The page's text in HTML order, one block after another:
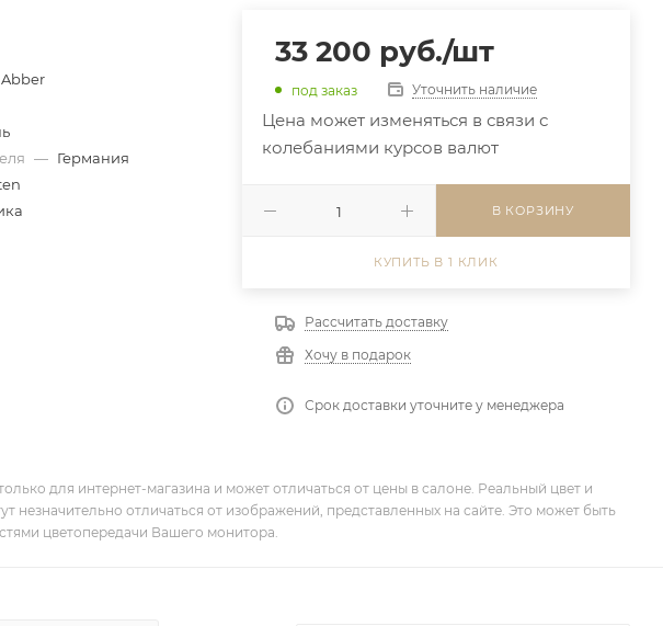
Abber
— Германия
33 200 руб./шт
под заказ Уточнить наличие
Цена может изменяться в связи с
колебаниями курсов валют
В КОРЗИНУ
КУПИТЬ В 1 КЛИК
Рассчитать доставку
Хочу в подарок
Срок доставки уточните у менеджера
для интернет-магазина и может отличаться от цены в салоне. Реальный цвет и
незначительно отличаться от изображений, представленных на сайте. Это может быть
цветопередачи Вашего монитора.